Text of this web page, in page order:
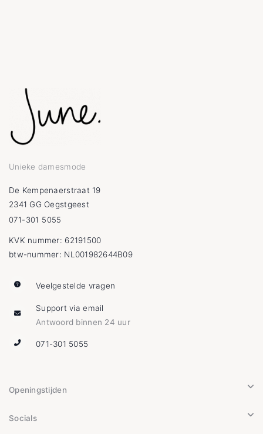
Unieke damesmode
De Kempenaerstraat 19
2341 GG Oegstgeest
071-301 5055
KVK nummer: 62191500
btw-nummer: NL001982644B09
Veelgestelde vragen
Support via email
Antwoord binnen 24 uur
071-301 5055
Openingstijden
Socials